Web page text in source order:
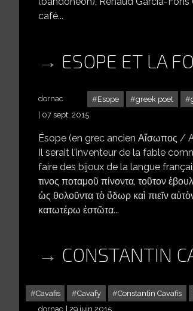
café...
ESOPE ET LA
Esope greek poet
dornac
07 sept. 2015
Ésope (en grec ancien Αἴσωπος /
Il serait l'inventeur de la fable
faire des bijoux de la langue
τινος ποταμοῦ πίνοντα, τοῦτον
ὡς θολοῦντα τὸ ὕδωρ καὶ πιεῖν
κατωτέρω ἑστῶτα...
CONSTANTIN
Cavafis Cavafy Constantin Cavafis
dornac
29 juin 2015